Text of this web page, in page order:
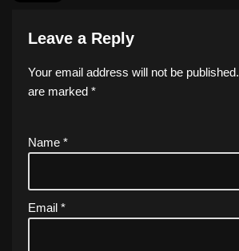
Leave a Reply
Your email address will not be published.
are marked *
Name *
Email *